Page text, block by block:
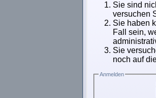
Sie sind
versuchen
Sie haben
Fall sein,
Sie
noch auf
Anmelden